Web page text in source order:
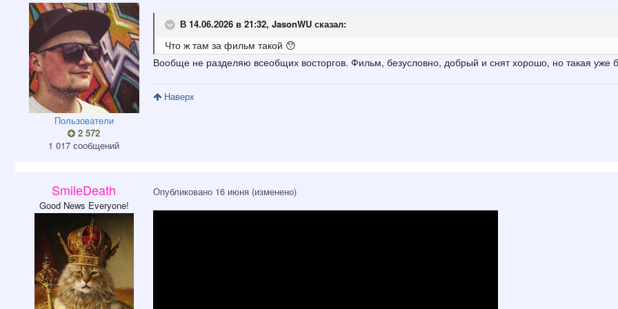
Пользователи
2 572
1 017 сообщений
В 14.06.2026 в 21:32, JasonWUсказал:
Что ж там за фильм такой 😯
Вообще не разделяю всеобщих восторгов. Фильм, безусловно, добрый и снят хорошо, но такая уже
Наверх
SmilеDeath
Good News Everyone!
Опубликовано 16 июня (изменено)